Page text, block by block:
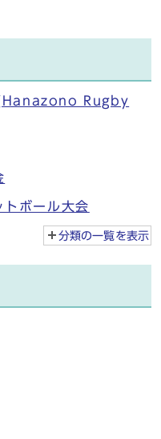
(Hanazono Rugby
トボール大会
分類の一覧を表示